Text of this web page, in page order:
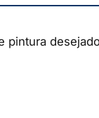
pintura